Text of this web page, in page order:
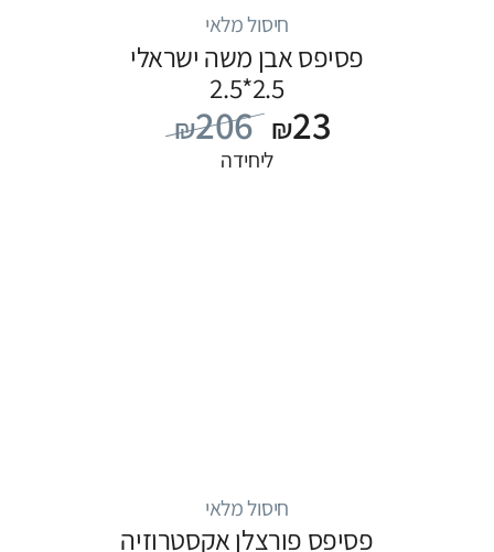
חיסול מלאי
פסיפס אבן משה ישראלי
2.5*2.5
₪206 ₪23
ליחידה
חיסול מלאי
פסיפס פורצלן אקסטרוזיה